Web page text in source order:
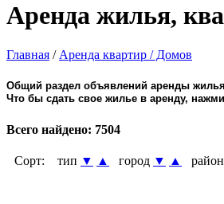
Аренда жилья,
Главная / Аренда квартир / Домов
Общий раздел объявлений аренды
Что бы сдать свое жилье в аренду,
Всего найдено: 7504
Сорт: тип ▼ ▲ город ▼ ▲ район